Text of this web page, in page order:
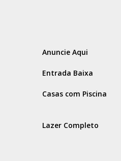
Anuncie Aqui
Entrada Baixa
Casas com Piscina
Lazer Completo